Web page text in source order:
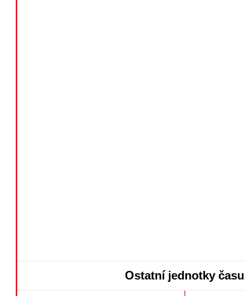
Ostatní jednotky času